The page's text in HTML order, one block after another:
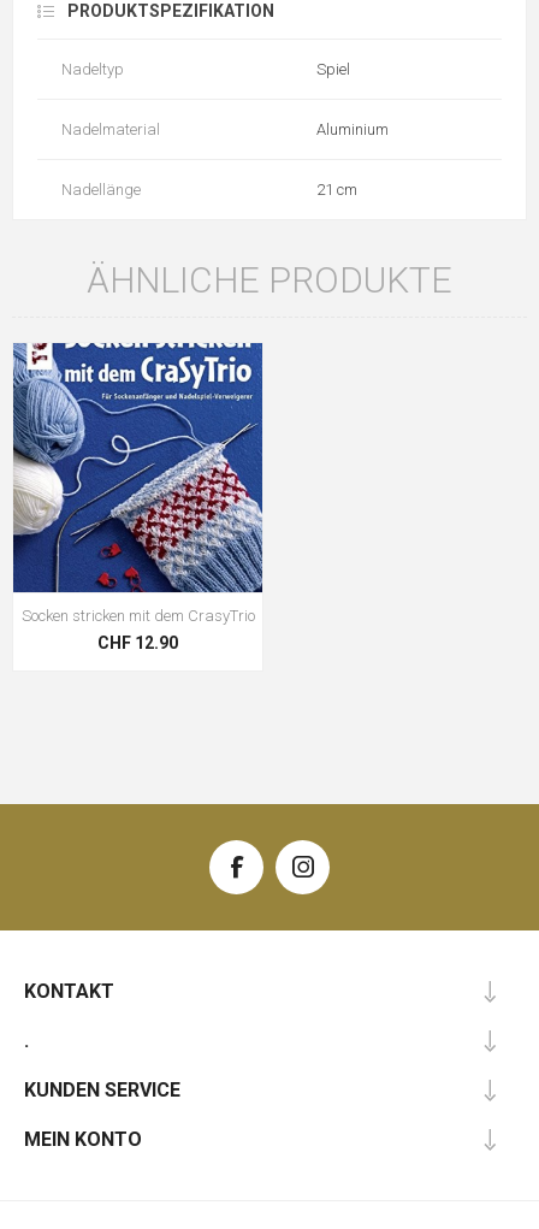
PRODUKTSPEZIFIKATION
Nadeltyp Spiel
Nadelmaterial Aluminium
Nadellänge 21 cm
ÄHNLICHE PRODUKTE
Socken stricken mit dem CrasyTrio
CHF 12.90
KONTAKT
.
KUNDEN SERVICE
MEIN KONTO